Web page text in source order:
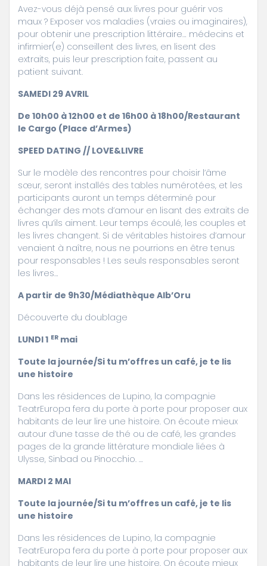
Avez-vous déjà pensé aux livres pour guérir vos
maux ? Exposer vos maladies (vraies ou imaginaires),
pour obtenir une prescription littéraire… médecins et
infirmier(e) conseillent des livres, en lisent des
extraits, puis leur prescription faite, passent au
patient suivant.
SAMEDI 29 AVRIL
De 10h00 à 12h00 et de 16h00 à 18h00/Restaurant
le Cargo (Place d’Armes)
SPEED DATING // LOVE&LIVRE
Sur le modèle des rencontres pour choisir l’âme
sœur, seront installés des tables numérotées, et les
participants auront un temps déterminé pour
échanger des mots d’amour en lisant des extraits de
livres qu’ils aiment. Leur temps écoulé, les couples et
les livres changent. Si de véritables histoires d’amour
venaient à naître, nous ne pourrions en être tenus
pour responsables ! Les seuls responsables seront
les livres…
A partir de 9h30/Médiathèque Alb’Oru
Découverte du doublage
LUNDI 1 ERmai
Toute la journée/Si tu m’offres un café, je te lis
une histoire
Dans les résidences de Lupino, la compagnie
TeatrEuropa fera du porte à porte pour proposer aux
habitants de leur lire une histoire. On écoute mieux
autour d’une tasse de thé ou de café, les grandes
pages de la grande littérature mondiale liées à
Ulysse, Sinbad ou Pinocchio. …
MARDI 2 MAI
Toute la journée/Si tu m’offres un café, je te lis
une histoire
Dans les résidences de Lupino, la compagnie
TeatrEuropa fera du porte à porte pour proposer aux
habitants de leur lire une histoire. On écoute mieux